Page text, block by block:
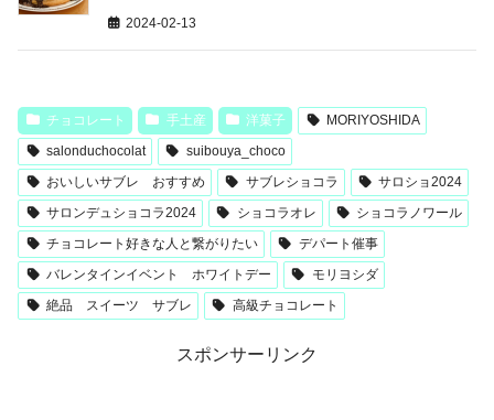
2024-02-13
チョコレート 手土産 洋菓子
MORIYOSHIDA
salonduchocolat
suibouya_choco
おいしいサブレ おすすめ
サブレショコラ
サロショ2024
サロンデュショコラ2024
ショコラオレ
ショコラノワール
チョコレート好きな人と繋がりたい
デパート催事
バレンタインイベント ホワイトデー
モリヨシダ
絶品 スイーツ サブレ
高級チョコレート
スポンサーリンク